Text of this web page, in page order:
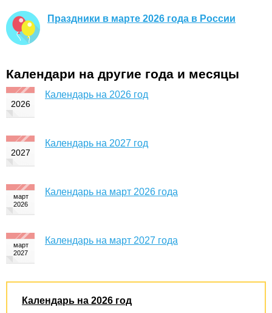
Праздники в марте 2026 года в России
Календари на другие года и месяцы
Календарь на 2026 год
Календарь на 2027 год
Календарь на март 2026 года
Календарь на март 2027 года
Календарь на 2026 год